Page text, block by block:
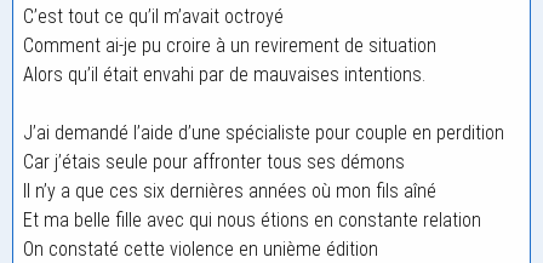
C’est tout ce qu’il m’avait octroyé
Comment ai-je pu croire à un revirement de situation
Alors qu’il était envahi par de mauvaises intentions.
J’ai demandé l’aide d’une spécialiste pour couple en perdition
Car j’étais seule pour affronter tous ses démons
Il n’y a que ces six dernières années où mon fils aîné
Et ma belle fille avec qui nous étions en constante relation
On constaté cette violence en unième édition